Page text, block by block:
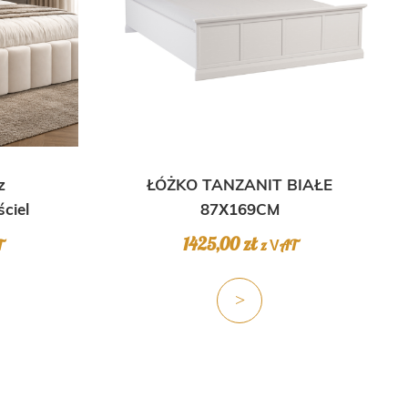
ŁÓŻKO TANZANIT BIAŁE
87X169CM
1425,00zł z VAT
>